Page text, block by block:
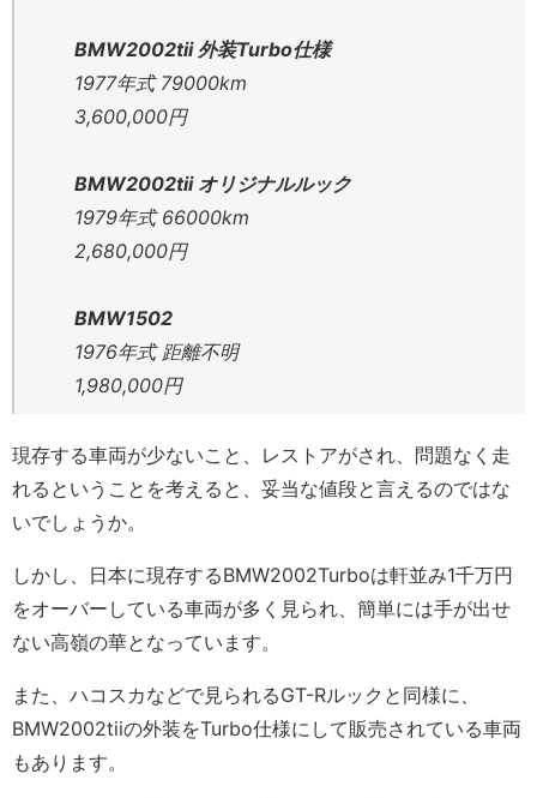
BMW2002tii 外装Turbo仕様
1977年式 79000km
3,600,000円
BMW2002tii オリジナルルック
1979年式 66000km
2,680,000円
BMW1502
1976年式 距離不明
1,980,000円
現存する車両が少ないこと、レストアがされ、問題なく走
れるということを考えると、妥当な値段と言えるのではな
いでしょうか。
しかし、日本に現存するBMW2002Turboは軒並み1千万円
をオーバーしている車両が多く見られ、簡単には手が出せ
ない高嶺の華となっています。
また、ハコスカなどで見られるGT-Rルックと同様に、
BMW2002tiiの外装をTurbo仕様にして販売されている車両
もあります。